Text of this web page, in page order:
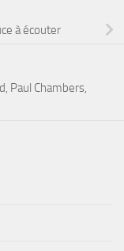
à écouter
Paul Chambers,